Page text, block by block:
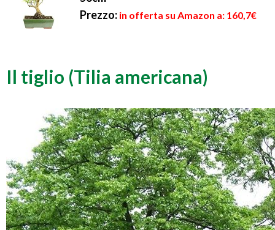
Prezzo: in offerta su Amazon a: 160,7€
Il tiglio (Tilia americana)